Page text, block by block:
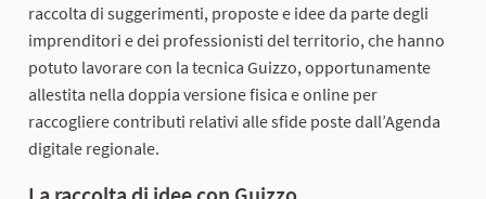
raccolta di suggerimenti, proposte e idee da parte degli
imprenditori e dei professionisti del territorio, che hanno
potuto lavorare con la tecnica Guizzo, opportunamente
allestita nella doppia versione fisica e online per
raccogliere contributi relativi alle sfide poste dall’Agenda
digitale regionale.